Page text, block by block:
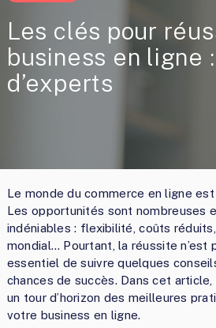
Les clés pour
business en ligne
d’experts
Le monde du commerce en ligne
Les opportunités sont nombreuses
indéniables : flexibilité, coûts
mondial… Pourtant, la réussite n’est
essentiel de suivre quelques
chances de succès. Dans cet
un tour d’horizon des meilleures
votre business en ligne.